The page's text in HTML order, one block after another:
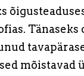
Tänaseks
mõistavad